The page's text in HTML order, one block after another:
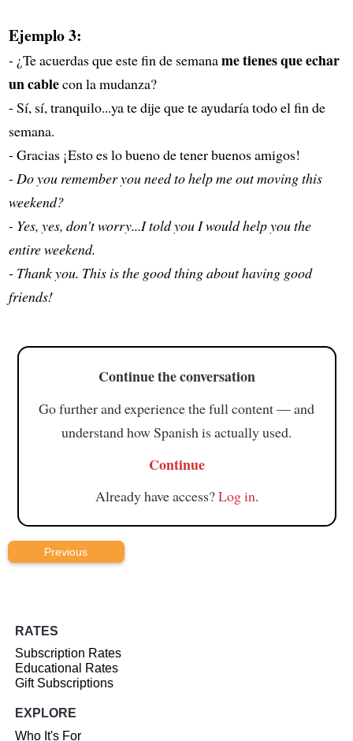
Ejemplo 3:
- ¿Te acuerdas que este fin de semaname tienes que echar
un cablecon la mudanza?
- Sí, sí, tranquilo...ya te dije que te ayudaría todo el fin de
semana.
- Gracias ¡Esto es lo bueno de tener buenos amigos!
- Do you remember you need to help me out moving this
weekend?
- Yes, yes, don't worry...I told you I would help you the
entire weekend.
- Thank you. This is the good thing about having good
friends!
Continue the conversation
Go further and experience the full content — and
understand how Spanish is actually used.
Continue
Already have access?Log in.
Previous
RATES
Subscription Rates
Educational Rates
Gift Subscriptions
EXPLORE
Who It's For